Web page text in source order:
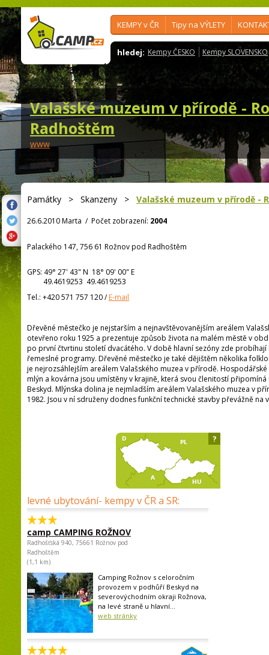
KEMPY v ČR Tipy na VÝLETY
hledej: Kempy ČESKO Kempy SLOVENSKO
Valašské muzeum v přírodě -
Radhoštěm
www
Památky > Skanzeny > Valašské muzeum v přírodě -
26.6.2010 Marta / Počet zobrazení: 2004
Palackého 147, 756 61 Rožnov pod Radhoštěm
GPS: 49° 27' 43" N 18° 09' 00" E
49.4619253 49.4619253
Tel.: +420 571 757 120/E-mail
Dřevěné městečko je nejstarším a nejnavštěvovanějším areálem
otevřeno roku 1925 a prezentuje způsob života na malém městě v
po první čtvrtinu století dvacátého. V době hlavní sezóny zde
řemeslné programy. Dřevěné městečko je také dějištěm několika
je nejrozsáhlejším areálem Valašského muzea v přírodě.
mlýn a kovárna jsou umístěny v krajině, která svou členitostí
Beskyd. Mlýnska dolina je nejmladším areálem Valašského muzea v
1982. Jsou v ní sdruženy dodnes funkční technické stavby převážně na
levné ubytování- kempy v ČR a SR:
camp CAMPING ROŽNOV
Radhošťská 940, 75661 Rožnov pod
Radhoštěm
(1,1 km)
Camping Rožnov s celoročním
provozem v podhůří Beskyd na
severovýchodním okraji Rožnova,
na levé straně u hlavní...
web stránky
?